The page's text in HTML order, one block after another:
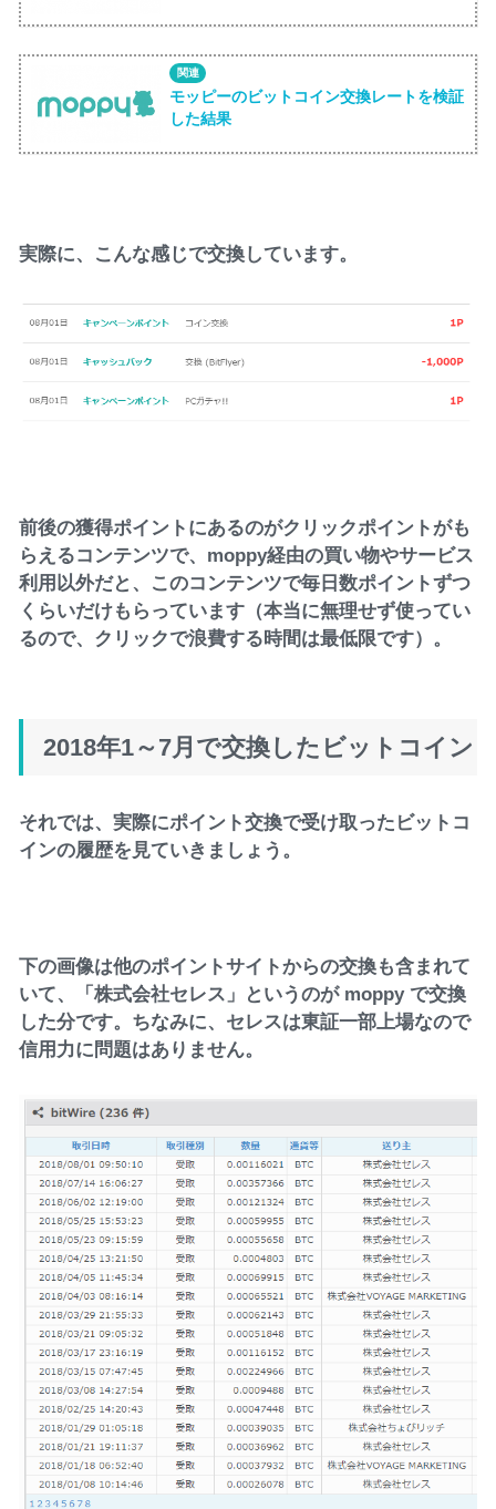
モッピーのビットコイン交換レートを検証
した結果
実際に、こんな感じで交換しています。
前後の獲得ポイントにあるのがクリックポイントがも
らえるコンテンツで、moppy経由の買い物やサービス
利用以外だと、このコンテンツで毎日数ポイントずつ
くらいだけもらっています（本当に無理せず使ってい
るので、クリックで浪費する時間は最低限です）。
2018年1～7月で交換したビットコイン
それでは、実際にポイント交換で受け取ったビットコ
インの履歴を見ていきましょう。
下の画像は他のポイントサイトからの交換も含まれて
いて、「株式会社セレス」というのが moppy で交換
した分です。ちなみに、セレスは東証一部上場なので
信用力に問題はありません。